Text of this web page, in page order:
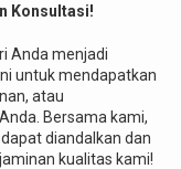
Konsultasi!
Anda menjadi
untuk mendapatkan
atau
Bersama kami,
diandalkan dan
kualitas kami!